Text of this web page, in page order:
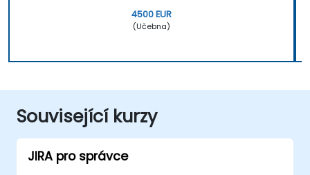
4500 EUR
(Učebna)
Související kurzy
JIRA pro správce